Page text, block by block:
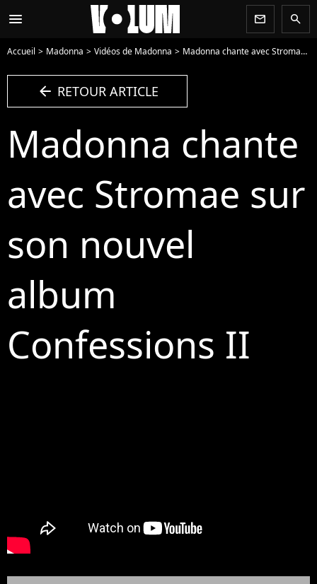
menu newsletter search
Accueil Madonna Vidéos de Madonna Madonna chante avec Stromae sur son nouvel album Confessions II - Vidéo
arrow_left RETOUR ARTICLE
Madonna chante
avec Stromae sur
son nouvel
album
Confessions II